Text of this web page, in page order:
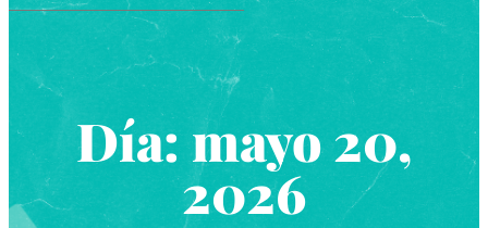
Día: mayo 20,
2026